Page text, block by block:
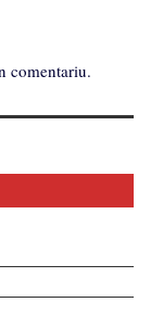
comentariu.